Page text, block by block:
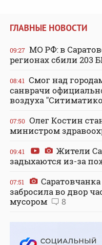
ГЛАВНЫЕ НОВОСТИ
09:27 МО РФ: в
регионах сбили 203
08:41 Смог над
санврачи
воздуха
07:50 Олег Костин
министром
09:41
Жители
задыхаются из-за
07:51
забросила во двор
мусором
8